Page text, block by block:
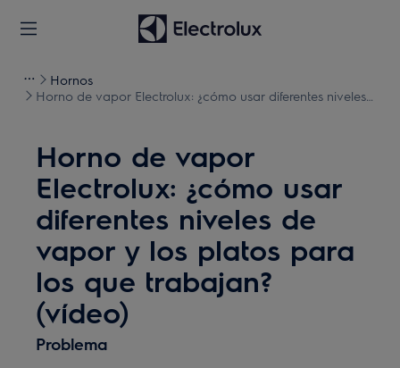
Hornos
Horno de vapor Electrolux: ¿cómo usar diferentes niveles
Horno de vapor
Electrolux: ¿cómo usar
diferentes niveles de
vapor y los platos para
los que trabajan?
(vídeo)
Problema